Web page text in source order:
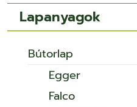
Lapanyagok
Bútorlap
Egger
Falco